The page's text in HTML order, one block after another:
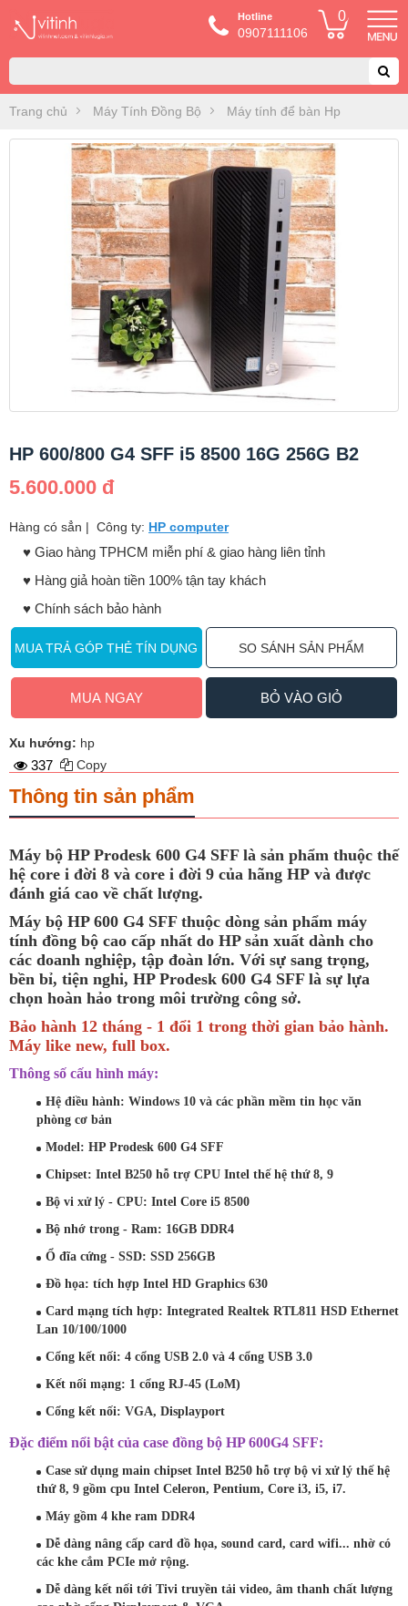
Hotline
0907111106
0
Trang chủ Máy Tính Đồng Bộ Máy tính để bàn Hp
HP 600/800 G4 SFF i5 8500 16G 256G B2
5.600.000 đ
Hàng có sẳn | Công ty: HP computer
♥️ Giao hàng TPHCM miễn phí & giao hàng liên tỉnh
♥️ Hàng giả hoàn tiền 100% tận tay khách
♥️ Chính sách bảo hành
MUA TRẢ GÓP THẺ TÍN DỤNG SO SÁNH SẢN PHẨM
MUA NGAY BỎ VÀO GIỎ
Xu hướng: hp
337 Copy
Thông tin sản phẩm
Máy bộ HP Prodesk 600 G4 SFF là sản phẩm thuộc thế
hệ core i đời 8 và core i đời 9 của hãng HP và được
đánh giá cao về chất lượng.
Máy bộ HP 600 G4 SFF thuộc dòng sản phẩm máy
tính đồng bộ cao cấp nhất do HP sản xuất dành cho
các doanh nghiệp, tập đoàn lớn. Với sự sang trọng,
bền bỉ, tiện nghi, HP Prodesk 600 G4 SFF là sự lựa
chọn hoàn hảo trong môi trường công sở.
Bảo hành 12 tháng - 1 đổi 1 trong thời gian bảo hành.
Máy like new, full box.
Thông số cấu hình máy:
Hệ điều hành: Windows 10 và các phần mềm tin học văn
phòng cơ bản
Model: HP Prodesk 600 G4 SFF
Chipset: Intel B250 hỗ trợ CPU Intel thế hệ thứ 8, 9
Bộ vi xử lý - CPU: Intel Core i5 8500
Bộ nhớ trong - Ram: 16GB DDR4
Ổ đĩa cứng - SSD: SSD 256GB
Đồ họa: tích hợp Intel HD Graphics 630
Card mạng tích hợp: Integrated Realtek RTL811 HSD Ethernet
Lan 10/100/1000
Cổng kết nối: 4 cổng USB 2.0 và 4 cổng USB 3.0
Kết nối mạng: 1 cổng RJ-45 (LoM)
Cổng kết nối: VGA, Displayport
Đặc điểm nổi bật của case đồng bộ HP 600G4 SFF:
Case sử dụng main chipset Intel B250 hỗ trợ bộ vi xử lý thế hệ
thứ 8, 9 gồm cpu Intel Celeron, Pentium, Core i3, i5, i7.
Máy gồm 4 khe ram DDR4
Dễ dàng nâng cấp card đồ họa, sound card, card wifi... nhờ có
các khe cắm PCIe mở rộng.
Dễ dàng kết nối tới Tivi truyền tải video, âm thanh chất lượng